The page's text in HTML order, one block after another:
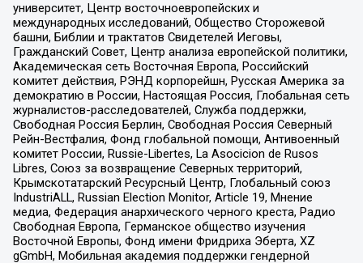
университет, Центр восточноевропейских и
международных исследований, Общество Сторожевой
башни, Библии и трактатов Свидетелей Иеговы,
Гражданский Совет, Центр анализа европейской политики,
Академическая сеть Восточная Европа, Российский
комитет действия, РЭНД корпорейшн, Русская Америка за
демократию в России, Настоящая Россия, Глобальная сеть
журналистов-расследователей, Служба поддержки,
Свободная Россия Берлин, Свободная Россия Северный
Рейн-Вестфалия, Фонд глобальной помощи, Антивоенный
комитет России, Russie-Libertes, La Asocicion de Rusos
Libres, Союз за возвращение Северных территорий,
Крымскотатарский Ресурсный Центр, Глобальный союз
IndustriALL, Russian Election Monitor, Article 19, Мнение
медиа, Федерация анархического черного креста, Радио
Свободная Европа, Германское общество изучения
Восточной Европы, Фонд имени Фридриха Эберта, XZ
gGmbH, Мобильная академия поддержки гендерной